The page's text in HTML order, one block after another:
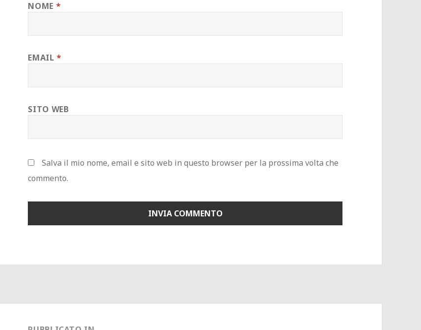
NOME *
EMAIL*
SITO WEB
Salva il mio nome, email e sito web in questo browser per la prossima volta che
commento.